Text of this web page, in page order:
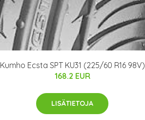
Kumho Ecsta SPT KU31 (225/60 R16 98V)
168.2 EUR
LISÄTIETOJA